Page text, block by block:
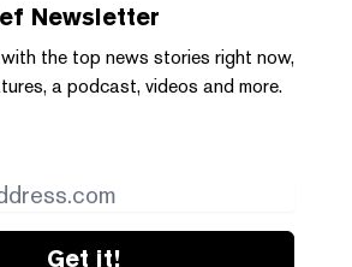
Newsletter
the top news stories right now,
a podcast, videos and more.
Get it!